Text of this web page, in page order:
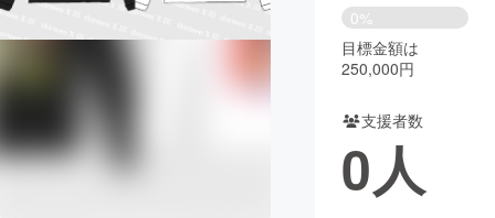
チャレンジ
まちづくり・地域活性化
CAMPFIRE for Social Good
CAMPFIRE Creation
コミュニティ
0%
目標金額は
250,000円
支援者数
0人